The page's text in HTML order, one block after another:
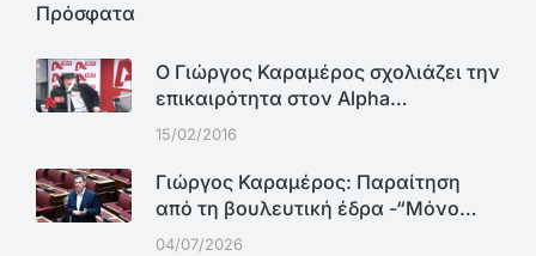
Πρόσφατα
Ο Γιώργος Καραμέρος σχολιάζει την
επικαιρότητα στον Alpha…
15/02/2016
Γιώργος Καραμέρος: Παραίτηση
από τη βουλευτική έδρα -“Μόνο…
04/07/2026